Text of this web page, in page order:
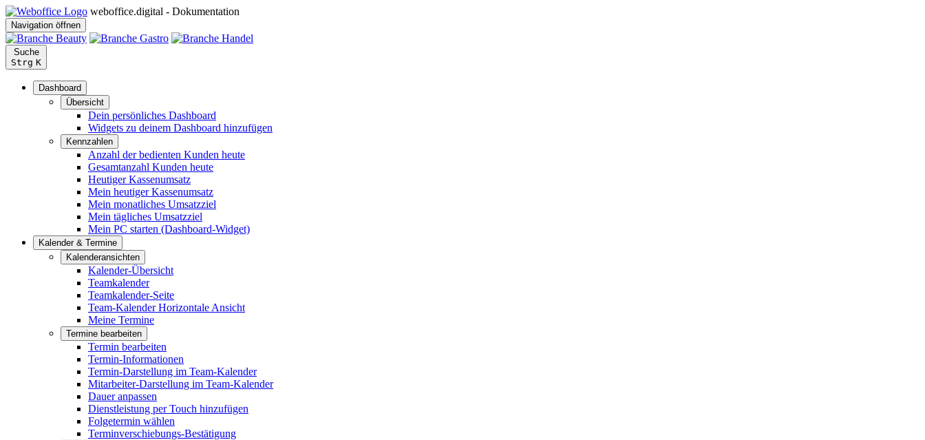
weboffice.digital - Dokumentation
Navigation öffnen
Suche
Strg K
Dashboard
Übersicht
Dein persönliches Dashboard
Widgets zu deinem Dashboard hinzufügen
Kennzahlen
Anzahl der bedienten Kunden heute
Gesamtanzahl Kunden heute
Heutiger Kassenumsatz
Mein heutiger Kassenumsatz
Mein monatliches Umsatzziel
Mein tägliches Umsatzziel
Mein PC starten (Dashboard-Widget)
Kalender & Termine
Kalenderansichten
Kalender-Übersicht
Teamkalender
Teamkalender-Seite
Team-Kalender Horizontale Ansicht
Meine Termine
Termine bearbeiten
Termin bearbeiten
Termin-Informationen
Termin-Darstellung im Team-Kalender
Mitarbeiter-Darstellung im Team-Kalender
Dauer anpassen
Dienstleistung per Touch hinzufügen
Folgetermin wählen
Terminverschiebungs-Bestätigung